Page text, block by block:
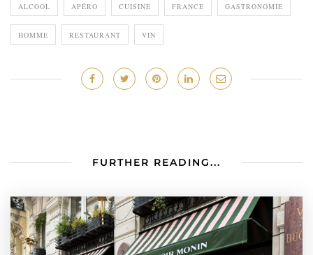
ALCOOL APÉRO CUISINE FRANCE GASTRONOMIE
HOMME RESTAURANT VIN
FURTHER READING...